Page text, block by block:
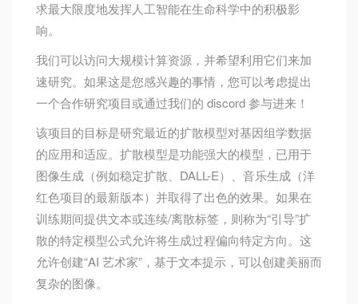
求最大限度地发挥人工智能在生命科学中的积极影
响。
我们可以访问大规模计算资源，并希望利用它们来加
速研究。如果这是您感兴趣的事情，您可以考虑提出
一个合作研究项目或通过我们的 discord 参与进来！
该项目的目标是研究最近的扩散模型对基因组学数据
的应用和适应。扩散模型是功能强大的模型，已用于
图像生成（例如稳定扩散、DALL-E）、音乐生成（洋
红色项目的最新版本）并取得了出色的效果。如果在
训练期间提供文本或连续/离散标签，则称为“引导”扩
散的特定模型公式允许将生成过程偏向特定方向。这
允许创建“AI 艺术家”，基于文本提示，可以创建美丽而
复杂的图像。